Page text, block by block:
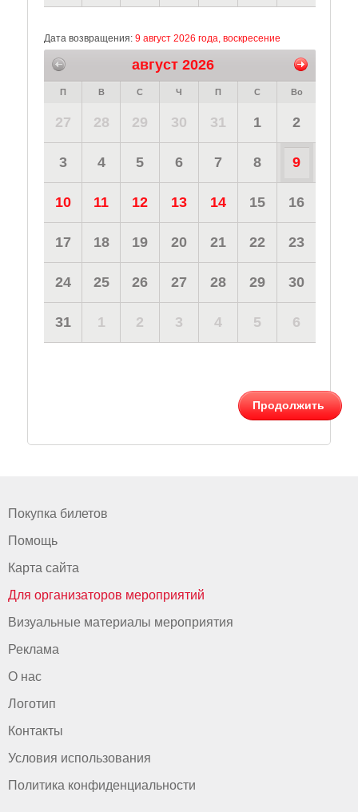
Дата возвращения: 9 август 2026 года, воскресение
август 2026
П В С Ч П С Во
27 28 29 30 31 1 2
3 4 5 6 7 8 9
10 11 12 13 14 15 16
17 18 19 20 21 22 23
24 25 26 27 28 29 30
31 1 2 3 4 5 6
Продолжить
Покупка билетов
Помощь
Карта сайта
Для организаторов мероприятий
Визуальные материалы мероприятия
Реклама
О нас
Логотип
Контакты
Условия использования
Политика конфиденциальности